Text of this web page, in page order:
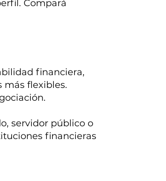
Compará
financiera,
más flexibles.
servidor público o
financieras